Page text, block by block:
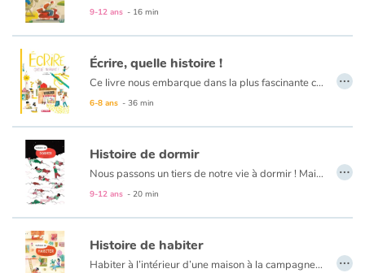
9-12 ans - 16 min
Écrire, quelle histoire !
Ce livre nous embarque dans la plus fascinante conquête de l'être humain : l'écriture. En effet, l'écrit garde la trace de nos activités, de nos lois, de nos idées à travers les siècles. Il note la parole, la musique ou la danse. C'est un puissant moyen d'expression, outil de domination ou symbole de résistance qui continue de se réinventer au XXIe siècle.
6-8 ans - 36 min
…
Histoire de dormir
Nous passons un tiers de notre vie à dormir ! Mais dormons-nous de la même manière ? Au même moment ?
Histoire de… des documentaires pour nous étonner, observer et nous interroger sur le monde qui nous entoure.
9-12 ans - 20 min
…
Histoire de habiter
Habiter à l’intérieur d’une maison à la campagne, d’une tente sur le bord d’un trottoir, d’une caravane sur la route…
…